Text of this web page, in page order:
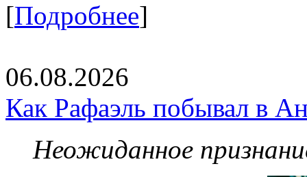
[Подробнее]
06.08.2026
Как Рафаэль побывал в
Неожиданное